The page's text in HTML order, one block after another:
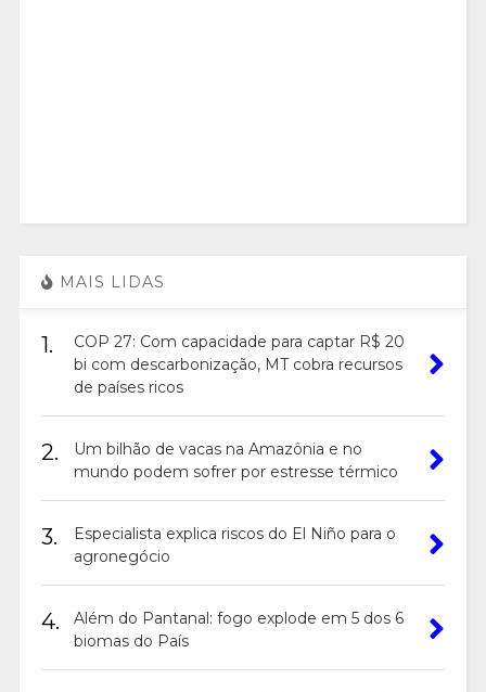
MAIS LIDAS
1.
COP 27: Com capacidade para captar R$ 20
bi com descarbonização, MT cobra recursos
de países ricos
2.
Um bilhão de vacas na Amazônia e no
mundo podem sofrer por estresse térmico
3.
Especialista explica riscos do El Niño para o
agronegócio
4.
Além do Pantanal: fogo explode em 5 dos 6
biomas do País